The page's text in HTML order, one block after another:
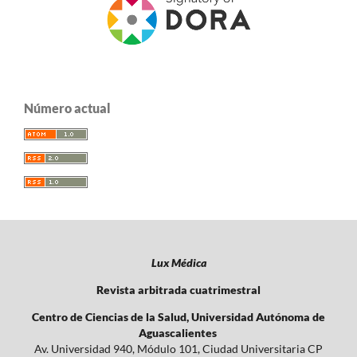
Número actual
Lux Médica
Revista arbitrada cuatrimestral
Centro de Ciencias de la Salud, Universidad Autónoma de
Aguascalientes
Av. Universidad 940, Módulo 101, Ciudad Universitaria CP